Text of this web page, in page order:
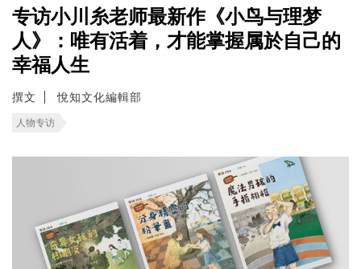
专访小川糸老师最新作《小鸟与理梦
人》：唯有活着，才能掌握属於自己的
幸福人生
撰文 悅知文化編輯部
人物专访